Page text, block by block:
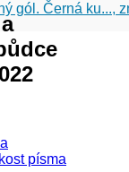
gól. Černá ku...,
písma